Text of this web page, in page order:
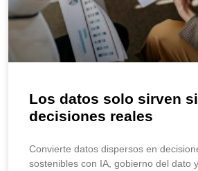
Los datos solo sirven
decisiones reales
Convierte datos dispersos en
sostenibles con IA, gobierno del dato